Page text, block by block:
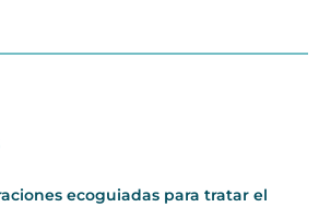
ecoguiadas para tratar el